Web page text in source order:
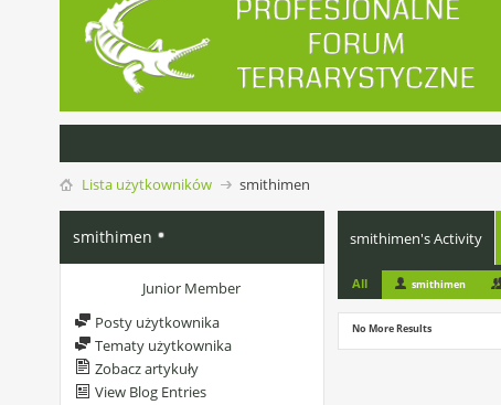
Lista użytkowników smithimen
smithimen
Junior Member
Posty użytkownika
Tematy użytkownika
Zobacz artykuły
View Blog Entries
smithimen's Activity
All smithimen
No More Results